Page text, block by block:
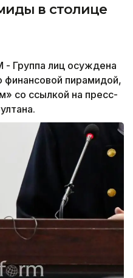
в столице
лиц осуждена
финансовой пирамидой,
со ссылкой на пресс-